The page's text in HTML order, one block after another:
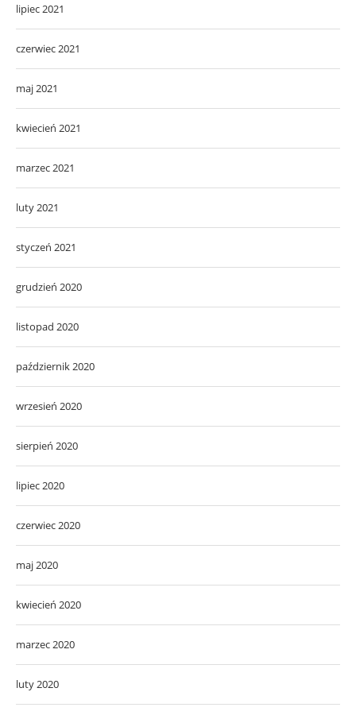
lipiec 2021
czerwiec 2021
maj 2021
kwiecień 2021
marzec 2021
luty 2021
styczeń 2021
grudzień 2020
listopad 2020
październik 2020
wrzesień 2020
sierpień 2020
lipiec 2020
czerwiec 2020
maj 2020
kwiecień 2020
marzec 2020
luty 2020